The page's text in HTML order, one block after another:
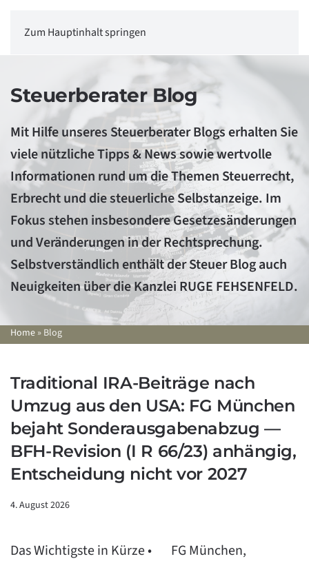
Zum Hauptinhalt springen
Steuerberater Blog
Mit Hilfe unseres Steuerberater Blogs erhalten Sie
viele nützliche Tipps & News sowie wertvolle
Informationen rund um die Themen Steuerrecht,
Erbrecht und die steuerliche Selbstanzeige. Im
Fokus stehen insbesondere Gesetzesänderungen
und Veränderungen in der Rechtsprechung.
Selbstverständlich enthält der Steuer Blog auch
Neuigkeiten über die Kanzlei RUGE FEHSENFELD.
Home » Blog
Traditional IRA-Beiträge nach
Umzug aus den USA: FG München
bejaht Sonderausgabenabzug —
BFH-Revision (I R 66/23) anhängig,
Entscheidung nicht vor 2027
4. August 2026
Das Wichtigste in Kürze • FG München,